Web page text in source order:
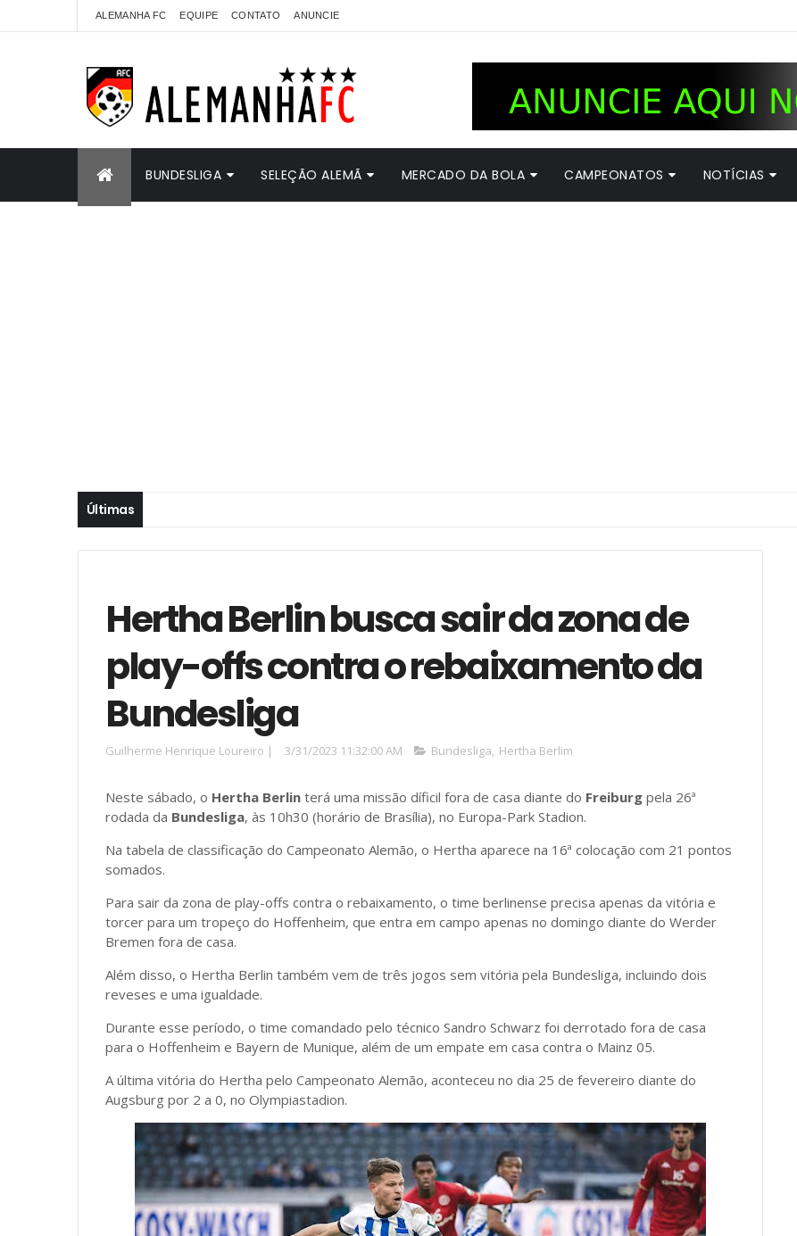
ALEMANHA FC EQUIPE CONTATO ANUNCIE
BUNDESLIGA SELEÇÃO ALEMÃ MERCADO DA BOLA CAMPEONATOS NOTÍCIAS
Últimas
Hertha Berlin busca sair da zona de
play-offs contra o rebaixamento da
Bundesliga
Guilherme Henrique Loureiro | 3/31/2023 11:32:00 AM Bundesliga, Hertha Berlim
Neste sábado, o Hertha Berlin terá uma missão díficil fora de casa diante do Freiburg pela 26ª
rodada da Bundesliga, às 10h30 (horário de Brasília), no Europa-Park Stadion.
Na tabela de classificação do Campeonato Alemão, o Hertha aparece na 16ª colocação com 21 pontos
somados.
Para sair da zona de play-offs contra o rebaixamento, o time berlinense precisa apenas da vitória e
torcer para um tropeço do Hoffenheim, que entra em campo apenas no domingo diante do Werder
Bremen fora de casa.
Além disso, o Hertha Berlin também vem de três jogos sem vitória pela Bundesliga, incluindo dois
reveses e uma igualdade.
Durante esse período, o time comandado pelo técnico Sandro Schwarz foi derrotado fora de casa
para o Hoffenheim e Bayern de Munique, além de um empate em casa contra o Mainz 05.
A última vitória do Hertha pelo Campeonato Alemão, aconteceu no dia 25 de fevereiro diante do
Augsburg por 2 a 0, no Olympiastadion.